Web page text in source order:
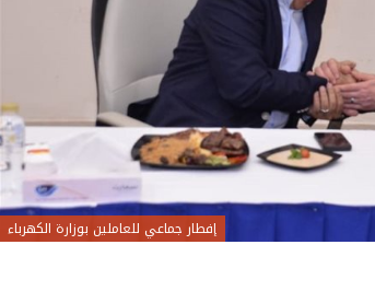
إفطار جماعي للعاملين بوزارة الكهرباء